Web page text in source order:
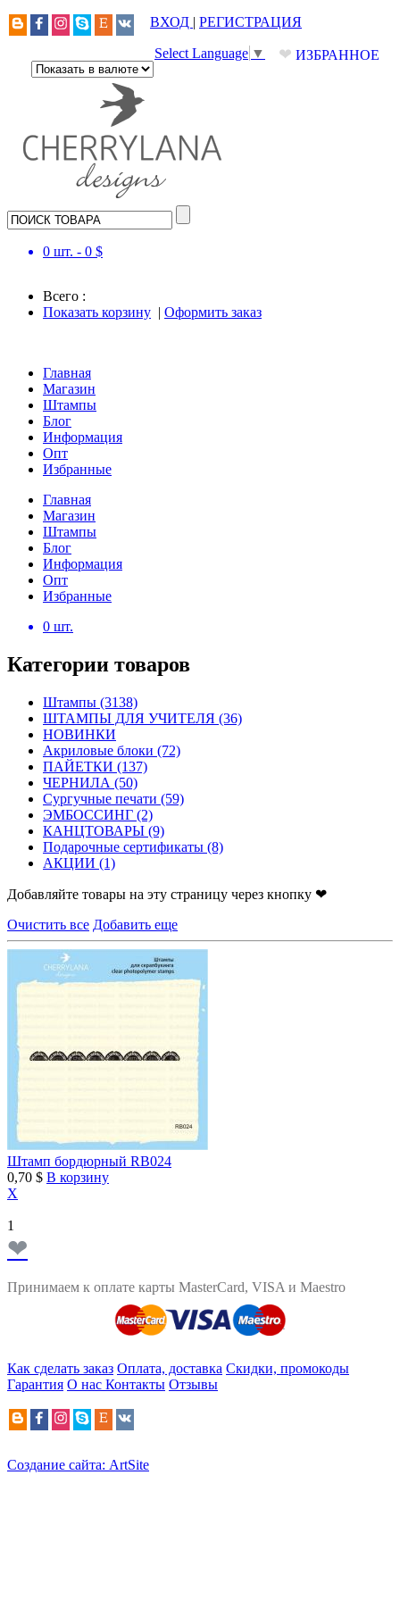
ВХОД | РЕГИСТРАЦИЯ
❤ ИЗБРАННОЕ
Select Language ▼
0 шт. - 0 $
Всего :
Показать корзину | Оформить заказ
Главная
Магазин
Штампы
Блог
Информация
Опт
Избранные
Главная
Магазин
Штампы
Блог
Информация
Опт
Избранные
0 шт.
Категории товаров
Штампы (3138)
ШТАМПЫ ДЛЯ УЧИТЕЛЯ (36)
НОВИНКИ
Акриловые блоки (72)
ПАЙЕТКИ (137)
ЧЕРНИЛА (50)
Сургучные печати (59)
ЭМБОССИНГ (2)
КАНЦТОВАРЫ (9)
Подарочные сертификаты (8)
АКЦИИ (1)
Добавляйте товары на эту страницу через кнопку ❤
Очистить все Добавить еще
Штамп бордюрный RB024
0,70 $ В корзину
X
1
❤
Принимаем к оплате карты MasterCard, VISA и Maestro
Как сделать заказ Оплата, доставка Скидки, промокоды
Гарантия О нас Контакты Отзывы
Создание сайта: ArtSite